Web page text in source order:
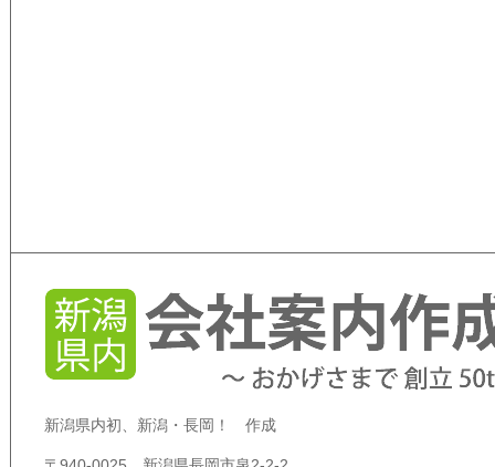
新潟県内初、新潟・長岡！ 作成